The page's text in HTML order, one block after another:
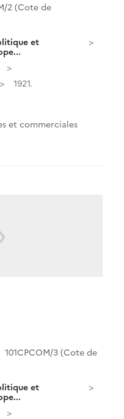
2 (Cote de
et
1921.
et commerciales
101CPCOM/3 (Cote de
et